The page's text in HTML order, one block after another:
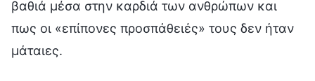
βαθιά μέσα στην καρδιά των ανθρώπων και
πως οι «επίπονες προσπάθειές» τους δεν ήταν
μάταιες.